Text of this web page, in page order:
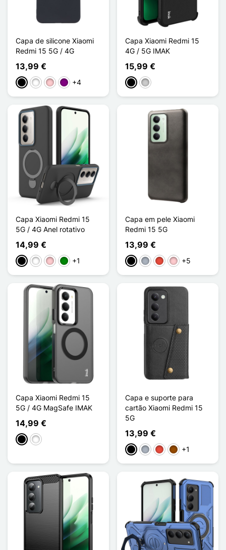
Capa de silicone Xiaomi
Redmi 15 5G / 4G
13,99 €
PretoBrancoRosaPúrpura
+4
Capa Xiaomi Redmi 15
4G / 5G IMAK
15,99 €
PretoTransparente
Capa Xiaomi Redmi 15
5G / 4G Anel rotativo
14,99 €
PretoBrancoRosaVerde
+1
Capa em pele Xiaomi
Redmi 15 5G
13,99 €
PretoCinzentoVermelho
Rosa+5
Capa Xiaomi Redmi 15
5G / 4G MagSafe IMAK
14,99 €
PretoBranco
Capa e suporte para
cartão Xiaomi Redmi 15
5G
13,99 €
PretoCinzentoVermelho
Castanho
+1